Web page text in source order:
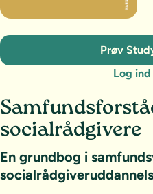
socialrådgivere
En grundbog i
Prøv
Log